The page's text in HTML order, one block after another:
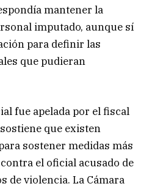
mantener la
imputado, aunque sí
para definir las
que pudieran
fue apelada por el fiscal
que existen
sostener medidas más
el oficial acusado de
de violencia. La Cámara